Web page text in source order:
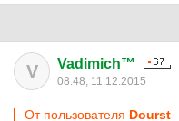
V Vadimich™
08:48, 11.12.2015
От пользователя Dourst